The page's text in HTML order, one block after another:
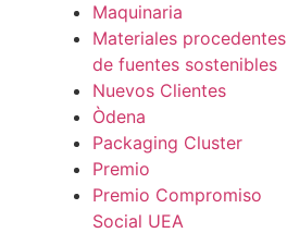
Maquinaria
Materiales procedentes
de fuentes sostenibles
Nuevos Clientes
Òdena
Packaging Cluster
Premio
Premio Compromiso
Social UEA